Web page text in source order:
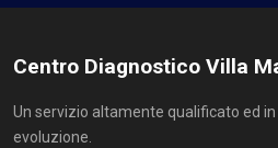
Centro Diagnostico Villa
Un servizio altamente qualificato ed
evoluzione.